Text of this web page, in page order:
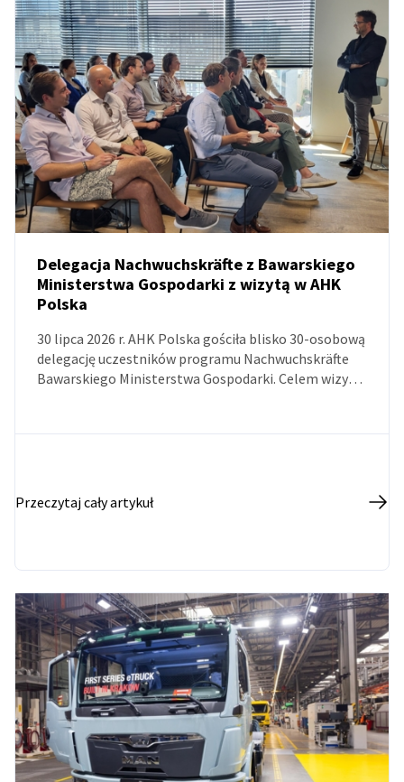
AKTUALNOŚCI
Delegacja Nachwuchskräfte z Bawarskiego
Ministerstwa Gospodarki z wizytą w AHK
Polska
30 lipca 2026 r. AHK Polska gościła blisko 30-osobową
delegację uczestników programu Nachwuchskräfte
Bawarskiego Ministerstwa Gospodarki. Celem wizyty
aktualnego stanu polsko-niemieckich relacji
Przeczytaj cały artykuł